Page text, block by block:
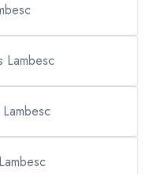
Lambesc